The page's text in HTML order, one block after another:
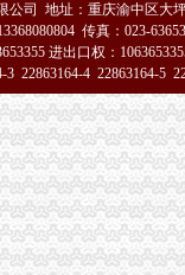
金佛山国际旅游文化节保
庆税务注销子论坛在云局
办公司活动见实效
登记工作
”活动见成效
注销著名商标
救灾工作先进集体
公司 地址：重庆渝中区大
传真：023-
进出口权：
3 22863164-4 22863164-5